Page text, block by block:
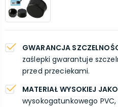
GWARANCJA
zaślepki gwarantuje
przed przeciekami.
MATERIAŁ WYSOKIEJ
wysokogatunkowego